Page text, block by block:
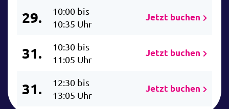
29.
10:00 bis
10:35 Uhr
Jetzt buchen
31.
10:30 bis
11:05 Uhr
Jetzt buchen
31.
12:30 bis
13:05 Uhr
Jetzt buchen